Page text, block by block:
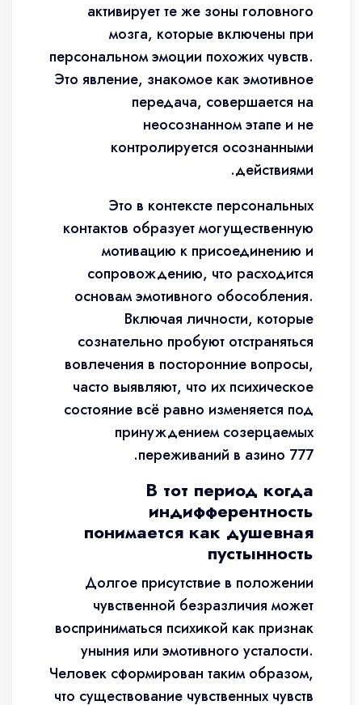
активирует те же зоны головного
мозга, которые включены при
персональном эмоции похожих чувств.
Это явление, знакомое как эмотивное
передача, совершается на
неосознанном этапе и не
контролируется осознанными
действиями.
Это в контексте персональных
контактов образует могущественную
мотивацию к присоединению и
сопровождению, что расходится
основам эмотивного обособления.
Включая личности, которые
сознательно пробуют отстраняться
вовлечения в посторонние вопросы,
часто выявляют, что их психическое
состояние всё равно изменяется под
принуждением созерцаемых
переживаний в азино 777.
В тот период когда
индифферентность
понимается как душевная
пустынность
Долгое присутствие в положении
чувственной безразличия может
восприниматься психикой как признак
уныния или эмотивного усталости.
Человек сформирован таким образом,
что существование чувственных чувств